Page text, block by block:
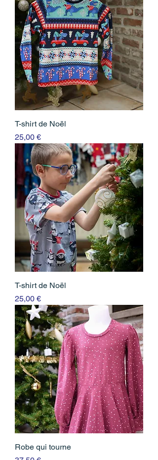
T-shirt de Noël
Prix
25,00 €
T-shirt de Noël
Prix
25,00 €
Robe qui tourne